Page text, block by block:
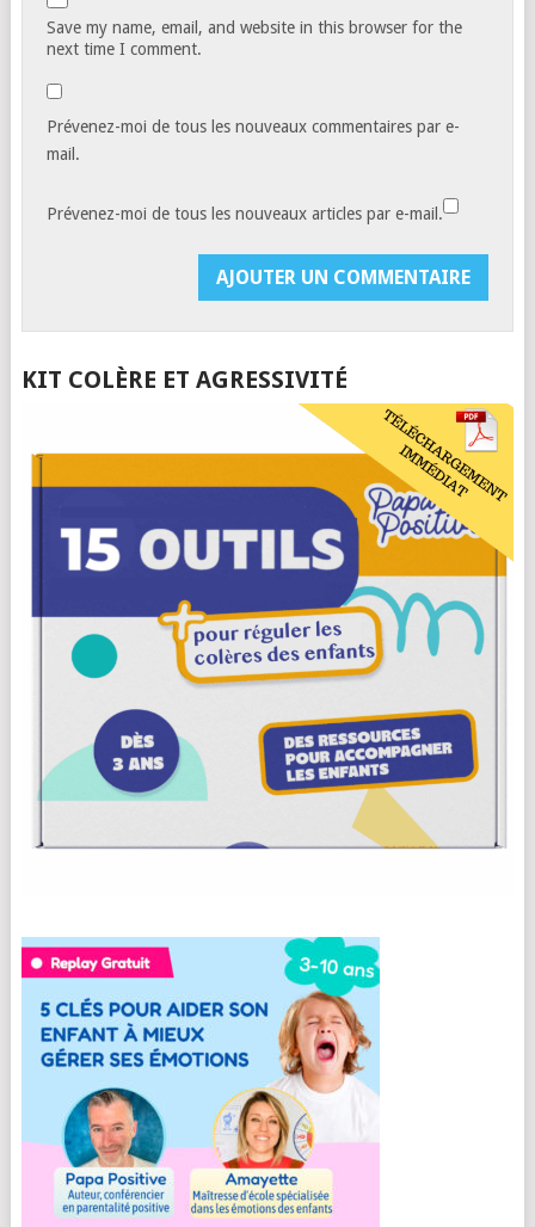
Save my name, email, and website in this browser for the
next time I comment.
Prévenez-moi de tous les nouveaux commentaires par e-
mail.
Prévenez-moi de tous les nouveaux articles par e-mail.
KIT COLÈRE ET AGRESSIVITÉ